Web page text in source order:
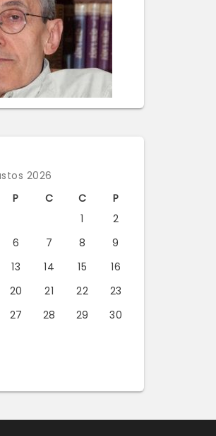
2026
P C C P
1
2
6 7 8
9
13 14 15
16
20 21 22
23
27 28 29
30